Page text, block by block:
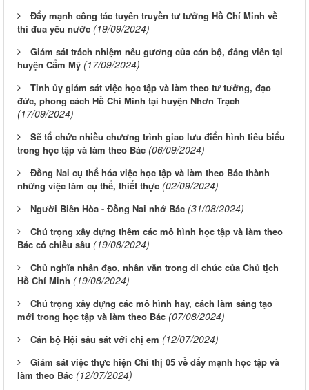
Đẩy mạnh công tác tuyên truyền tư tưởng Hồ Chí Minh về
thi đua yêu nước (19/09/2024)
Giám sát trách nhiệm nêu gương của cán bộ, đảng viên tại
huyện Cẩm Mỹ (17/09/2024)
Tỉnh ủy giám sát việc học tập và làm theo tư tưởng, đạo
đức, phong cách Hồ Chí Minh tại huyện Nhơn Trạch
(17/09/2024)
Sẽ tổ chức nhiều chương trình giao lưu điển hình tiêu biểu
trong học tập và làm theo Bác (06/09/2024)
Đồng Nai cụ thể hóa việc học tập và làm theo Bác thành
những việc làm cụ thể, thiết thực (02/09/2024)
Người Biên Hòa - Đồng Nai nhớ Bác (31/08/2024)
Chú trọng xây dựng thêm các mô hình học tập và làm theo
Bác có chiều sâu (19/08/2024)
Chủ nghĩa nhân đạo, nhân văn trong di chúc của Chủ tịch
Hồ Chí Minh (19/08/2024)
Chú trọng xây dựng các mô hình hay, cách làm sáng tạo
mới trong học tập và làm theo Bác (07/08/2024)
Cán bộ Hội sâu sát với chị em (12/07/2024)
Giám sát việc thực hiện Chỉ thị 05 về đẩy mạnh học tập và
làm theo Bác (12/07/2024)